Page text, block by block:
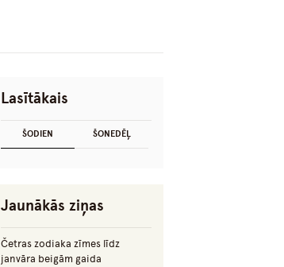
Lasītākais
ŠODIEN ŠONEDĒĻ
Jaunākās ziņas
Četras zodiaka zīmes līdz
janvāra beigām gaida